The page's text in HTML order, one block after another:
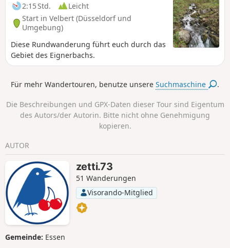
2:15 Std.
Leicht
Start in Velbert (Düsseldorf und
Umgebung)
Diese Rundwanderung führt euch durch das
Gebiet des Eignerbachs.
Für mehr Wandertouren, benutze unsereSuchmaschine .
Die Beschreibungen und GPX-Daten dieser Tour sind Eigentum
des Autors/der Autorin. Bitte nicht ohne Genehmigung
kopieren.
AUTOR
zetti.73
51 Wanderungen
Visorando-Mitglied
Gemeinde: Essen